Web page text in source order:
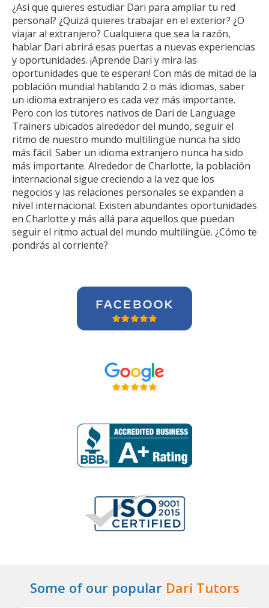
¿Así que quieres estudiar Dari para ampliar tu red
personal? ¿Quizá quieres trabajar en el exterior? ¿O
viajar al extranjero? Cualquiera que sea la razón,
hablar Dari abrirá esas puertas a nuevas experiencias
y oportunidades. ¡Aprende Dari y mira las
oportunidades que te esperan! Con más de mitad de la
población mundial hablando 2 o más idiomas, saber
un idioma extranjero es cada vez más importante.
Pero con los tutores nativos de Dari de Language
Trainers ubicados alrededor del mundo, seguir el
ritmo de nuestro mundo multilingüe nunca ha sido
más fácil. Saber un idioma extranjero nunca ha sido
más importante. Alrededor de Charlotte, la población
internacional sigue creciendo a la vez que los
negocios y las relaciones personales se expanden a
nivel internacional. Existen abundantes oportunidades
en Charlotte y más allá para aquellos que puedan
seguir el ritmo actual del mundo multilingüe. ¿Cómo te
pondrás al corriente?
Some of our popular Dari Tutors